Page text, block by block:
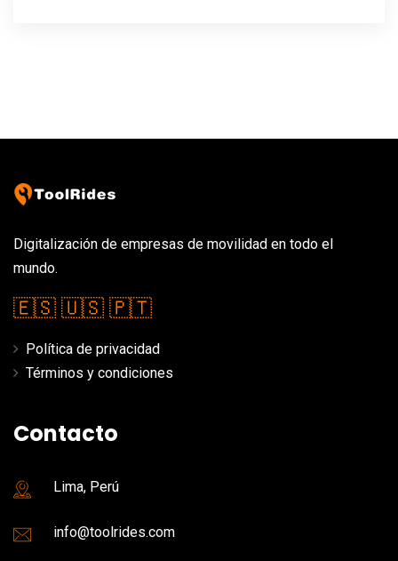
Digitalización de empresas de movilidad en todo el
mundo.
🇪🇸 🇺🇸 🇵🇹
Política de privacidad
Términos y condiciones
Contacto
Lima, Perú
info@toolrides.com